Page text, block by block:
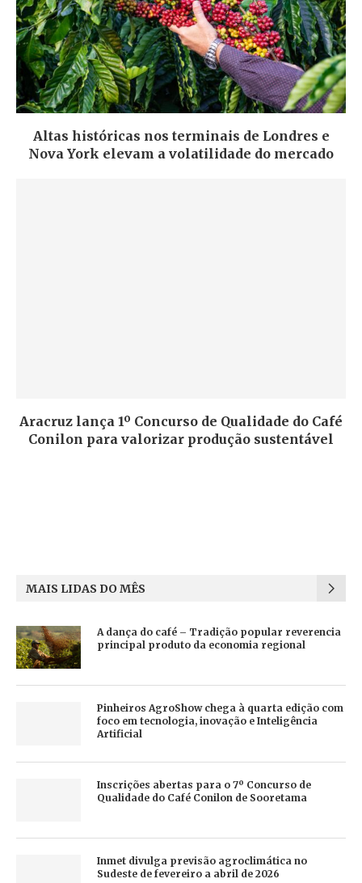
Altas históricas nos terminais de Londres e
Nova York elevam a volatilidade do mercado
Aracruz lança 1º Concurso de Qualidade do Café
Conilon para valorizar produção sustentável
MAIS LIDAS DO MÊS
A dança do café – Tradição popular reverencia
principal produto da economia regional
Pinheiros AgroShow chega à quarta edição com
foco em tecnologia, inovação e Inteligência
Artificial
Inscrições abertas para o 7º Concurso de
Qualidade do Café Conilon de Sooretama
Inmet divulga previsão agroclimática no
Sudeste de fevereiro a abril de 2026